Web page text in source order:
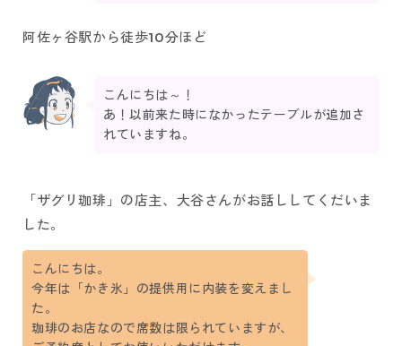
阿佐ヶ谷駅から徒歩10分ほど
こんにちは～！
あ！以前来た時になかったテーブルが追加さ
れていますね。
「ザグリ珈琲」の店主、大谷さんがお話ししてくだいま
した。
こんにちは。
今年は「かき氷」の提供用に内装を変えまし
た。
珈琲のお店なので席数は限られていますが、